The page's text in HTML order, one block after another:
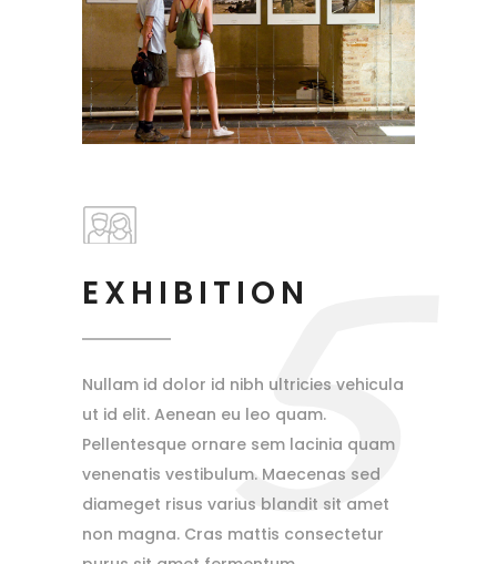
5
EXHIBITION
Nullam id dolor id nibh ultricies vehicula
ut id elit. Aenean eu leo quam.
Pellentesque ornare sem lacinia quam
venenatis vestibulum. Maecenas sed
diameget risus varius blandit sit amet
non magna. Cras mattis consectetur